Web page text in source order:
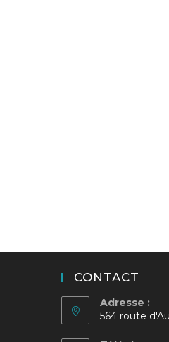
CONTACT
Adresse :
564 route